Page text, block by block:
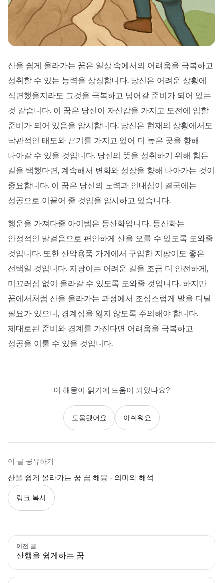
산을 쉽게 올라가는 꿈은 일상 속에서의 어려움을 극복하고
성취할 수 있는 능력을 상징합니다. 당신은 어려운 상황에
직면했을지라도 그것을 극복하고 넘어갈 준비가 되어 있는
것 같습니다. 이 꿈은 당신이 자신감을 가지고 도전에 임할
준비가 되어 있음을 암시합니다. 당신은 현재의 상황에서도
낙관적인 태도와 끈기를 가지고 있어 더 높은 곳을 향해
나아갈 수 있을 것입니다. 당신의 뜻을 성취하기 위해 힘든
길을 택했다면, 계속해서 변화와 성장을 향해 나아가는 것이
중요합니다. 이 꿈은 당신의 노력과 인내심이 결국에는
성공으로 이끌어 줄 것임을 암시하고 있습니다.
행운을 가져다줄 아이템은 등산화입니다. 등산화는
안정적인 발걸음으로 편안하게 산을 오를 수 있도록 도와줄
것입니다. 또한 산악용품 가게에서 구입한 지팡이도 좋은
선택일 것입니다. 지팡이는 어려운 길을 조금 더 안전하게,
미끄러짐 없이 올라갈 수 있도록 도와줄 것입니다. 하지만
꿈에서처럼 산을 올라가는 과정에서 조심스럽게 발을 디딜
필요가 있으니, 경계심을 잃지 않도록 주의해야 합니다.
제대로된 준비와 경계를 가진다면 어려움을 극복하고
성공을 이룰 수 있을 것입니다.
이 해몽이 읽기에 도움이 되었나요?
도움됐어요 아쉬워요
이 글 공유하기
산을 쉽게 올라가는 꿈 꿈 해몽 - 의미와 해석
링크 복사
이전 글
산행을 쉽게하는 꿈